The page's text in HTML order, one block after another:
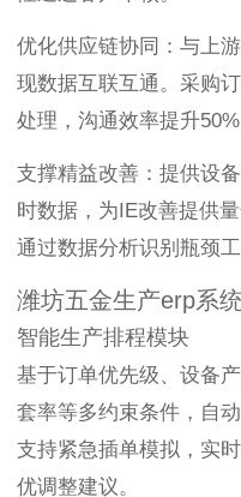
优化供应链协同：与上
现数据互联互通。采购
处理，沟通效率提升
支撑精益改善：提供设
时数据，为IE改善提供
通过数据分析识别瓶颈
潍坊五金生产erp系
智能生产排程模块
基于订单优先级、设备
套率等多约束条件，自
支持紧急插单模拟，实
优调整建议。